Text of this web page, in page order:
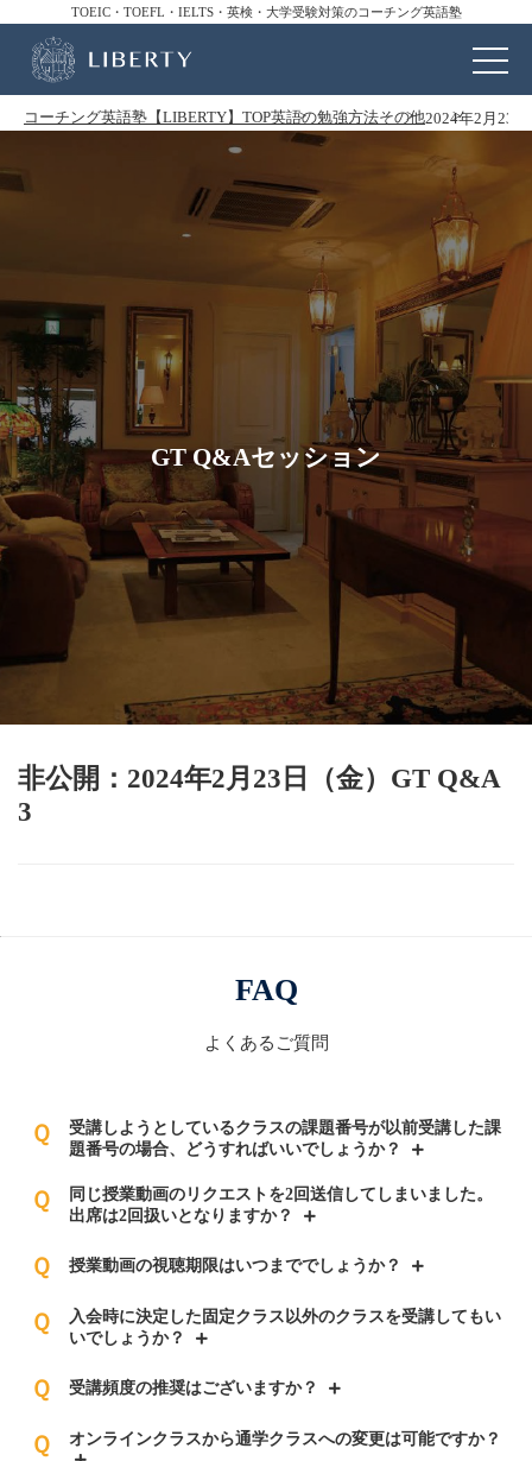
TOEIC・TOEFL・IELTS・英検・大学受験対策のコーチング英語塾
コーチング英語塾【LIBERTY】TOP英語の勉強方法その他2024年2月23
GT Q&Aセッション
非公開：2024年2月23日（金）GT Q&A
3
FAQ
よくあるご質問
Ｑ
受講しようとしているクラスの課題番号が以前受講した課
題番号の場合、どうすればいいでしょうか？
Ｑ
同じ授業動画のリクエストを2回送信してしまいました。
出席は2回扱いとなりますか？
Ｑ 授業動画の視聴期限はいつまででしょうか？
Ｑ
入会時に決定した固定クラス以外のクラスを受講してもい
いでしょうか？
Ｑ 受講頻度の推奨はございますか？
Ｑ オンラインクラスから通学クラスへの変更は可能ですか？